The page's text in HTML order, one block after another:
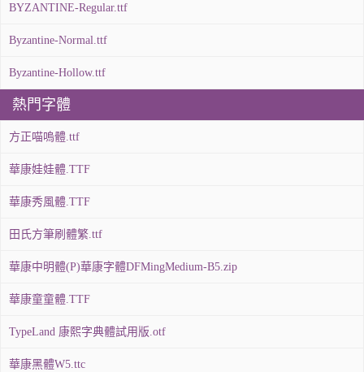
BYZANTINE-Regular.ttf
Byzantine-Normal.ttf
Byzantine-Hollow.ttf
熱門字體
方正喵嗚體.ttf
華康娃娃體.TTF
華康秀風體.TTF
田氏方筆刷體繁.ttf
華康中明體(P)華康字體DFMingMedium-B5.zip
華康童童體.TTF
TypeLand 康熙字典體試用版.otf
華康黑體W5.ttc